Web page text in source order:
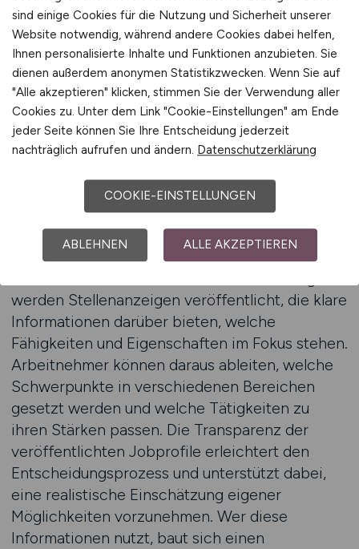
Weiterentwicklung und der klare Aufbau von
Wissen entscheidend für Stabilität und
Wachstum sind, und schaffen daher neue Rollen,
die diese Anforderungen widerspiegeln.
Bewerber, die diese Entwicklungen
berücksichtigen, können ihre Karriere
bewusster gestalten und langfristige
Ein wichtiger Bestandteil dieser Orientierung
besteht darin, unterschiedliche Rollenprofile
miteinander zu vergleichen. Auf dem Portal, das
werden Stellenanzeigen veröffentlicht, die klare
Informationen darüber bieten, welche
Fähigkeiten und Eigenschaften im Fokus stehen.
Arbeitnehmer können daraus ableiten, welche
Schwerpunkte in verschiedenen Bereichen
gesetzt werden und welche Tätigkeiten zu
ihren Stärken passen. Die Transparenz der
veröffentlichten Jobprofile erleichtert den
Entscheidungsprozess und unterstützt dabei,
eine realistische Einschätzung eigener
Möglichkeiten vorzunehmen. Wer diese
Informationen nutzt, baut sich einen
sind einige Cookies für die Nutzung und Sicherheit unserer
Website notwendig, während andere Cookies dabei helfen,
Ihnen personalisierte Inhalte und Funktionen anzubieten. Sie
dienen außerdem anonymen Statistikzwecken. Wenn Sie auf
"Alle akzeptieren" klicken, stimmen Sie der Verwendung aller
Cookies zu. Unter dem Link "Cookie-Einstellungen" am Ende
jeder Seite können Sie Ihre Entscheidung jederzeit
nachträglich aufrufen und ändern. Datenschutzerklärung
COOKIE-EINSTELLUNGEN
ABLEHNEN ALLE AKZEPTIEREN